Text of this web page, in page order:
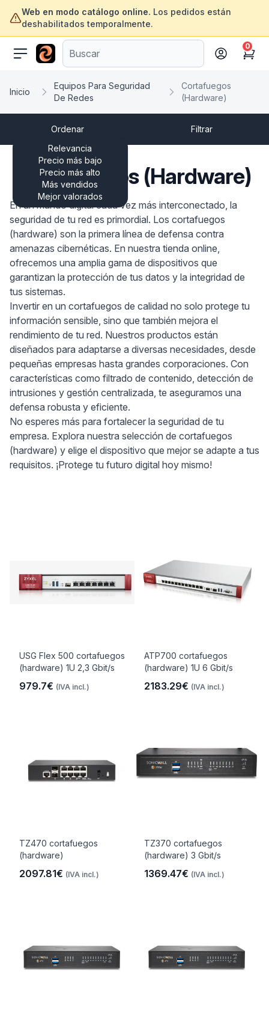
Web en modo catálogo online. Los pedidos están
deshabilitados temporalmente.
ofertasinformatica.com
Cart
0
Inicio
Equipos Para Seguridad
De Redes
Cortafuegos
(Hardware)
Ordenar
Relevancia
Precio más bajo
Precio más alto
Más vendidos
Mejor valorados
Filtrar
Cortafuegos (Hardware)
En un mundo digital cada vez más interconectado, la
seguridad de tu red es primordial. Los cortafuegos
(hardware) son la primera línea de defensa contra
amenazas cibernéticas. En nuestra tienda online,
ofrecemos una amplia gama de dispositivos que
garantizan la protección de tus datos y la integridad de
tus sistemas.
Invertir en un cortafuegos de calidad no solo protege tu
información sensible, sino que también mejora el
rendimiento de tu red. Nuestros productos están
diseñados para adaptarse a diversas necesidades, desde
pequeñas empresas hasta grandes corporaciones. Con
características como filtrado de contenido, detección de
intrusiones y gestión centralizada, te aseguramos una
defensa robusta y eficiente.
No esperes más para fortalecer la seguridad de tu
empresa. Explora nuestra selección de cortafuegos
(hardware) y elige el dispositivo que mejor se adapte a tus
requisitos. ¡Protege tu futuro digital hoy mismo!
USG Flex 500 cortafuegos
(hardware) 1U 2,3 Gbit/s
979.7€ (IVA incl.)
ATP700 cortafuegos
(hardware) 1U 6 Gbit/s
2183.29€ (IVA incl.)
TZ470 cortafuegos
(hardware)
2097.81€ (IVA incl.)
TZ370 cortafuegos
(hardware) 3 Gbit/s
1369.47€ (IVA incl.)